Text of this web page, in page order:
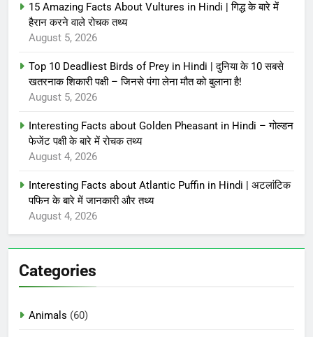
15 Amazing Facts About Vultures in Hindi | गिद्ध के बारे में
हैरान करने वाले रोचक तथ्य
August 5, 2026
Top 10 Deadliest Birds of Prey in Hindi | दुनिया के 10 सबसे
खतरनाक शिकारी पक्षी – जिनसे पंगा लेना मौत को बुलाना है!
August 5, 2026
Interesting Facts about Golden Pheasant in Hindi – गोल्डन
फेजेंट पक्षी के बारे में रोचक तथ्य
August 4, 2026
Interesting Facts about Atlantic Puffin in Hindi | अटलांटिक
पफिन के बारे में जानकारी और तथ्य
August 4, 2026
Categories
Animals (60)